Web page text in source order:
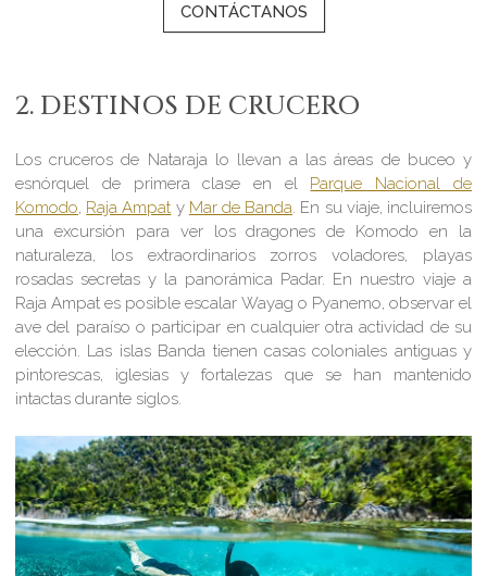
CONTÁCTANOS
2. DESTINOS DE CRUCERO
Los cruceros de Nataraja lo llevan a las áreas de buceo y
esnórquel de primera clase en el Parque Nacional de
Komodo, Raja Ampaty Mar de Banda. En su viaje, incluiremos
una excursión para ver los dragones de Komodo en la
naturaleza, los extraordinarios zorros voladores, playas
rosadas secretas y la panorámica Padar. En nuestro viaje a
Raja Ampat es posible escalar Wayag o Pyanemo, observar el
ave del paraíso o participar en cualquier otra actividad de su
elección. Las islas Banda tienen casas coloniales antiguas y
pintorescas, iglesias y fortalezas que se han mantenido
intactas durante siglos.